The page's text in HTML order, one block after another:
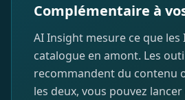
Complémentaire à
AI Insight mesure ce que les
catalogue en amont. Les
recommandent du contenu
les deux, vous pouvez